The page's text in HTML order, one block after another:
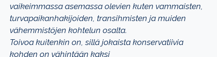
vaikeimmassa asemassa olevien kuten vammaisten,
turvapaikanhakijoiden, transihmisten ja muiden
vähemmistöjen kohtelun osalta.
Toivoa kuitenkin on, sillä jokaista konservatiivia
kohden on vähintään kaksi